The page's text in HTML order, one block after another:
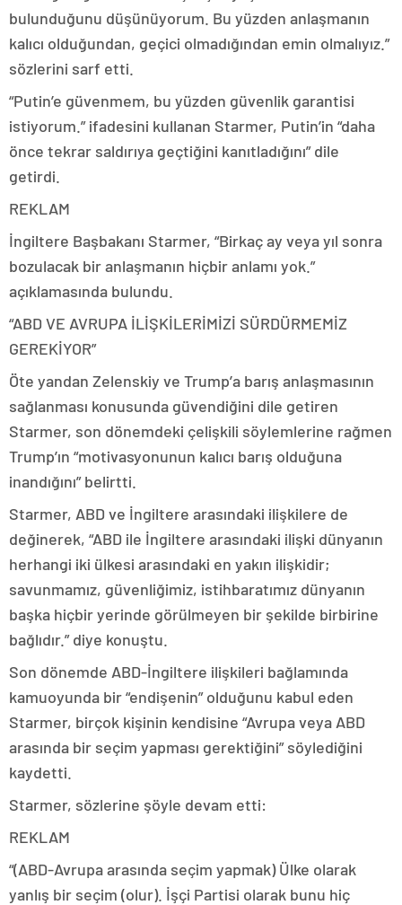
bulunduğunu düşünüyorum. Bu yüzden anlaşmanın
kalıcı olduğundan, geçici olmadığından emin olmalıyız.”
sözlerini sarf etti.
“Putin’e güvenmem, bu yüzden güvenlik garantisi
istiyorum.” ifadesini kullanan Starmer, Putin’in “daha
önce tekrar saldırıya geçtiğini kanıtladığını” dile
getirdi.
REKLAM
İngiltere Başbakanı Starmer, “Birkaç ay veya yıl sonra
bozulacak bir anlaşmanın hiçbir anlamı yok.”
açıklamasında bulundu.
“ABD VE AVRUPA İLİŞKİLERİMİZİ SÜRDÜRMEMİZ
GEREKİYOR”
Öte yandan Zelenskiy ve Trump’a barış anlaşmasının
sağlanması konusunda güvendiğini dile getiren
Starmer, son dönemdeki çelişkili söylemlerine rağmen
Trump’ın “motivasyonunun kalıcı barış olduğuna
inandığını” belirtti.
Starmer, ABD ve İngiltere arasındaki ilişkilere de
değinerek, “ABD ile İngiltere arasındaki ilişki dünyanın
herhangi iki ülkesi arasındaki en yakın ilişkidir;
savunmamız, güvenliğimiz, istihbaratımız dünyanın
başka hiçbir yerinde görülmeyen bir şekilde birbirine
bağlıdır.” diye konuştu.
Son dönemde ABD-İngiltere ilişkileri bağlamında
kamuoyunda bir “endişenin” olduğunu kabul eden
Starmer, birçok kişinin kendisine “Avrupa veya ABD
arasında bir seçim yapması gerektiğini” söylediğini
kaydetti.
Starmer, sözlerine şöyle devam etti:
REKLAM
“(ABD-Avrupa arasında seçim yapmak) Ülke olarak
yanlış bir seçim (olur). İşçi Partisi olarak bunu hiç